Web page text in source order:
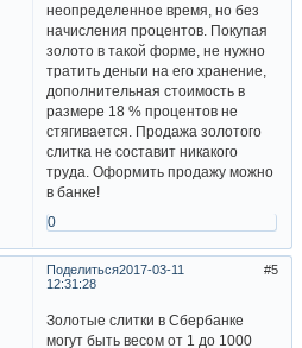
неопределенное время, но без
начисления процентов. Покупая
золото в такой форме, не нужно
тратить деньги на его хранение,
дополнительная стоимость в
размере 18 % процентов не
стягивается. Продажа золотого
слитка не составит никакого
труда. Оформить продажу можно
в банке!
0
Поделиться 5
2017-03-11
12:31:28
Золотые слитки в Сбербанке
могут быть весом от 1 до 1000